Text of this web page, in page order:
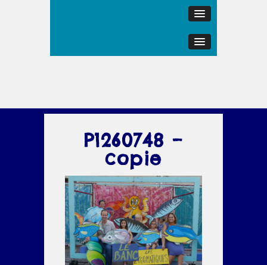
P1260748 –
copie